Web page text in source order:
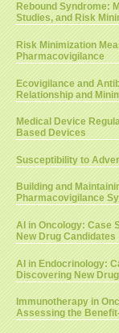
Rebound Syndrome:
Studies, and Risk
Risk Minimization
Pharmacovigilance
Ecovigilance and
Relationship and
Medical Device
Based Devices
Susceptibility to
Building and
Pharmacovigilance
AI in Oncology: Case
New Drug Candidates
AI in Endocrinology:
Discovering New
Immunotherapy in
Assessing the